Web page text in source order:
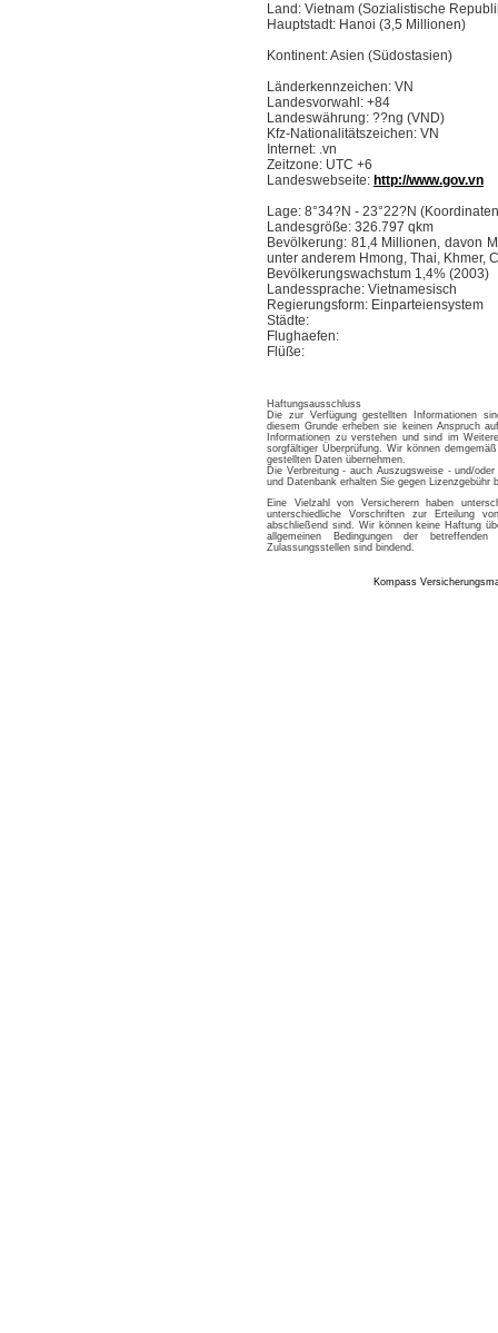
Land: Vietnam (Sozialistische
Hauptstadt: Hanoi (3,5 Millionen)
Kontinent: Asien (Südostasien)
Länderkennzeichen: VN
Landesvorwahl: +84
Landeswährung: ??ng (VND)
Kfz-Nationalitätszeichen: VN
Internet: .vn
Zeitzone: UTC +6
Landeswebseite: http://www.gov.vn
Lage: 8°34?N - 23°22?N
Landesgröße: 326.797 qkm
Bevölkerung: 81,4 Millionen, davon
unter anderem Hmong, Thai, Khmer,
Bevölkerungswachstum 1,4% (2003)
Landessprache: Vietnamesisch
Regierungsform: Einparteiensystem
Städte:
Flughaefen:
Flüße:
Haftungsausschluss
Die zur Verfügung gestellten Informationen
diesem Grunde erheben sie keinen Anspruch
Informationen zu verstehen und sind im
sorgfältiger Überprüfung. Wir können
gestellten Daten übernehmen.
Die Verbreitung - auch Auszugsweise - und/
und Datenbank erhalten Sie gegen
Eine Vielzahl von Versicherern haben
unterschiedliche Vorschriften zur Erteilung
abschließend sind. Wir können keine Haftung
allgemeinen Bedingungen der
Zulassungsstellen sind bindend.
Kompass